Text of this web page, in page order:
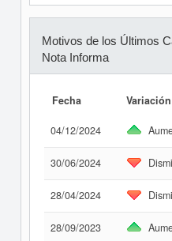
Motivos de los Últimos
Nota Informa
Fecha Variación
04/12/2024
30/06/2024
28/04/2024
28/09/2023